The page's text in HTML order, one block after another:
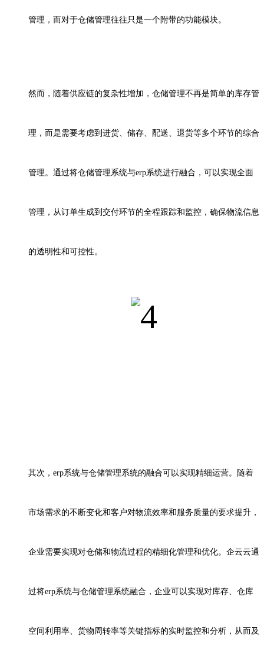
管理，而对于仓储管理往往只是一个附带的功能模块。
然而，随着供应链的复杂性增加，仓储管理不再是简单的库存管
理，而是需要考虑到进货、储存、配送、退货等多个环节的综合
管理。通过将仓储管理系统与erp系统进行融合，可以实现全面
管理，从订单生成到交付环节的全程跟踪和监控，确保物流信息
的透明性和可控性。
其次， erp系统与仓储管理系统的融合可以实现精细运营。随着
市场需求的不断变化和客户对物流效率和服务质量的要求提升，
企业需要实现对仓储和物流过程的精细化管理和优化。 企云云通
过将erp系统与仓储管理系统融合，企业可以实现对库存、仓库
空间利用率、货物周转率等关键指标的实时监控和分析，从而及